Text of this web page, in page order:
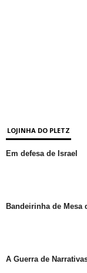
LOJINHA DO PLETZ
Em defesa de Israel
Bandeirinha de Mesa
A Guerra de